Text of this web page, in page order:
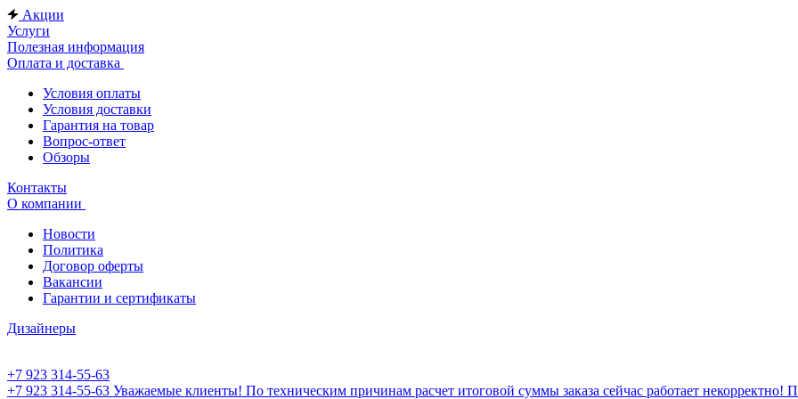
Акции
Услуги
Полезная информация
Оплата и доставка
Условия оплаты
Условия доставки
Гарантия на товар
Вопрос-ответ
Обзоры
Контакты
О компании
Новости
Политика
Договор оферты
Вакансии
Гарантии и сертификаты
Дизайнеры
+7 923 314-55-63
+7 923 314-55-63 Уважаемые клиенты! По техническим причинам расчет итоговой суммы заказа сейчас работает